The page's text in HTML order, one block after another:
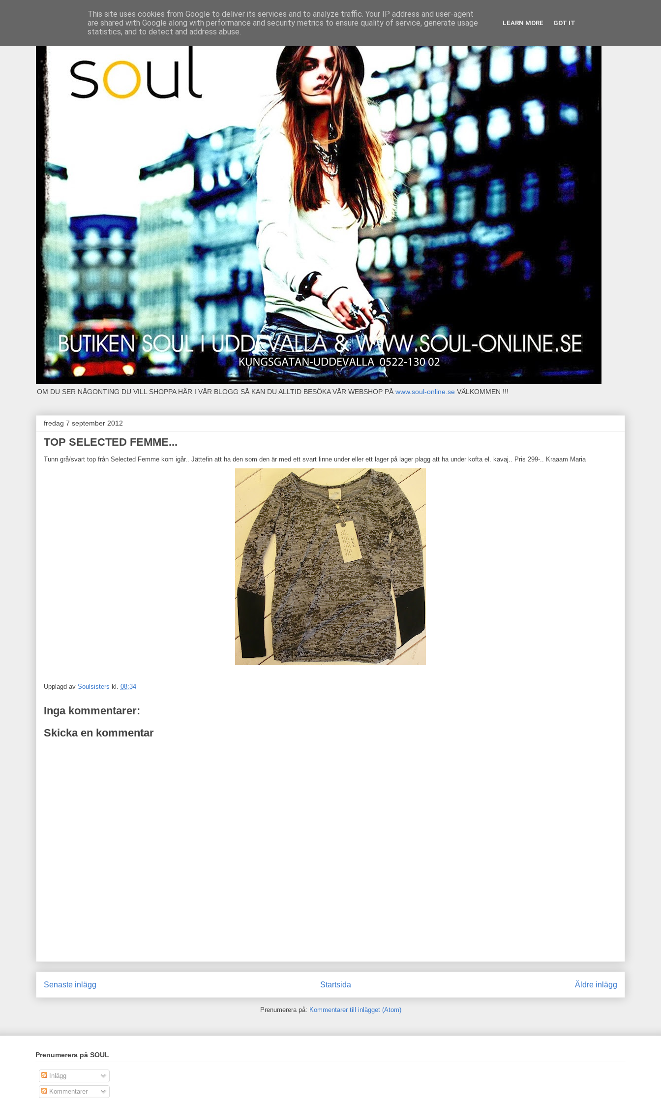
OM DU SER NÅGONTING DU VILL SHOPPA HÄR I VÅR BLOGG SÅ KAN DU ALLTID BESÖKA VÅR WEBSHOP PÅ www.soul-online.se VÄLKOMMEN !!!
fredag 7 september 2012
TOP SELECTED FEMME...
Tunn grå/svart top från Selected Femme kom igår.. Jättefin att ha den som den är med ett svart linne under eller ett lager på lager plagg att ha under kofta el. kavaj.. Pris 299-.. Kraaam Maria
Upplagd av Soulsisters kl. 08:34
Inga kommentarer:
Skicka en kommentar
Senaste inlägg Äldre inlägg
Startsida
Prenumerera på: Kommentarer till inlägget (Atom)
Prenumerera på SOUL
Inlägg
Kommentarer
This site uses cookies from Google to deliver its services and to analyze traffic. Your IP address and user-agent
are shared with Google along with performance and security metrics to ensure quality of service, generate usage
statistics, and to detect and address abuse.
LEARN MORE GOT IT